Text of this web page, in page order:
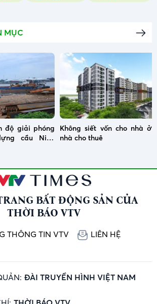
MỤC
độ giải phóng
cầu Ninh
Không siết vốn cho nhà ở
nhà cho thuê
BẤT ĐỘNG SẢN CỦA
THỜI BÁO VTV
THÔNG TIN VTV LIÊN HỆ
ĐÀI TRUYỀN HÌNH VIỆT NAM